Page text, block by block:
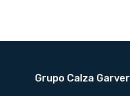
Grupo Calza Garver